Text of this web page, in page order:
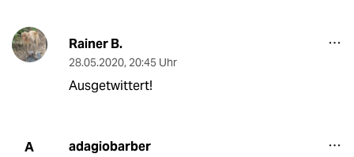
Rainer B.
28.05.2020, 20:45 Uhr
Ausgetwittert!
A adagiobarber